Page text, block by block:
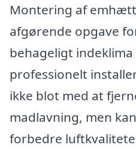
Montering af
afgørende opgave
behageligt indeklima
professionelt
ikke blot med at
madlavning, men
forbedre